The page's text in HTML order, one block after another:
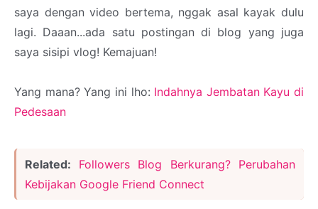
saya dengan video bertema, nggak asal kayak dulu
lagi. Daaan...ada satu postingan di blog yang juga
saya sisipi vlog! Kemajuan!
Yang mana? Yang ini lho: Indahnya Jembatan Kayu di
Pedesaan
Related: Followers Blog Berkurang? Perubahan
Kebijakan Google Friend Connect